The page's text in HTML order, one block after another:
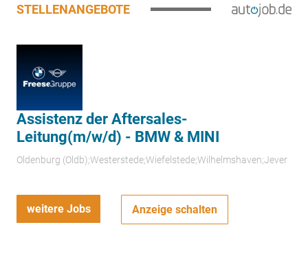
STELLENANGEBOTE
Assistenz der Aftersales-
Leitung(m/w/d) - BMW & MINI
Oldenburg (Oldb);Westerstede;Wiefelstede;Wilhelmshaven;Jever
weitere Jobs Anzeige schalten